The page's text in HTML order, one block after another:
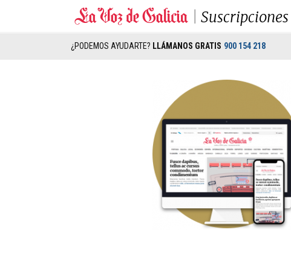
Suscripciones
¿PODEMOS AYUDARTE? LLÁMANOS GRATIS 900 154 218